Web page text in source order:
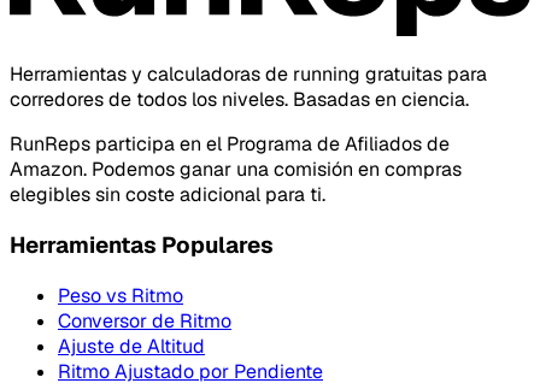
Herramientas y calculadoras de running gratuitas para
corredores de todos los niveles. Basadas en ciencia.
RunReps participa en el Programa de Afiliados de
Amazon. Podemos ganar una comisión en compras
elegibles sin coste adicional para ti.
Herramientas Populares
Peso vs Ritmo
Conversor de Ritmo
Ajuste de Altitud
Ritmo Ajustado por Pendiente